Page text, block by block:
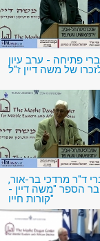
פתיחה - ערב עיון
של משה דיין ז"ל
ד"ר מרדכי בר-אור,
הספר "משה דיין -
קורות חייו"